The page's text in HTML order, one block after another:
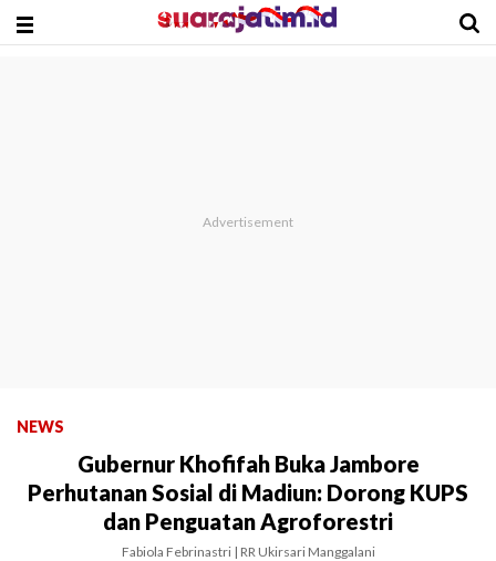
NEWS
Gubernur Khofifah Buka Jambore
Perhutanan Sosial di Madiun: Dorong KUPS
dan Penguatan Agroforestri
Fabiola Febrinastri | RR Ukirsari Manggalani